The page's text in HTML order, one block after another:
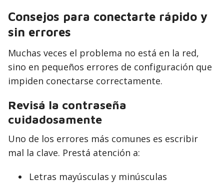
Consejos para conectarte rápido y
sin errores
Muchas veces el problema no está en la red,
sino en pequeños errores de configuración que
impiden conectarse correctamente.
Revisá la contraseña
cuidadosamente
Uno de los errores más comunes es escribir
mal la clave. Prestá atención a:
Letras mayúsculas y minúsculas